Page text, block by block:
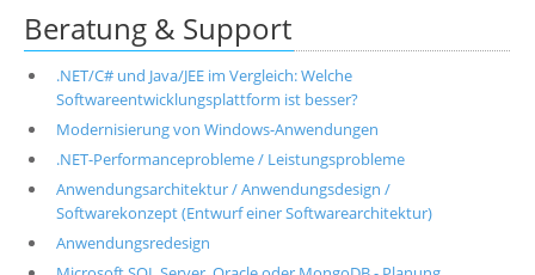
Beratung & Support
.NET/C# und Java/JEE im Vergleich: Welche
Softwareentwicklungsplattform ist besser?
Modernisierung von Windows-Anwendungen
.NET-Performanceprobleme / Leistungsprobleme
Anwendungsarchitektur / Anwendungsdesign /
Softwarekonzept (Entwurf einer Softwarearchitektur)
Anwendungsredesign